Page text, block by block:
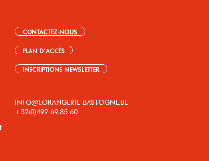
CONTACTEZ-NOUS
PLAN D’ACCÈS
INSCRIPTIONS NEWSLETTER
INFO@LORANGERIE-BASTOGNE.BE
+32(0)492 69 85 60